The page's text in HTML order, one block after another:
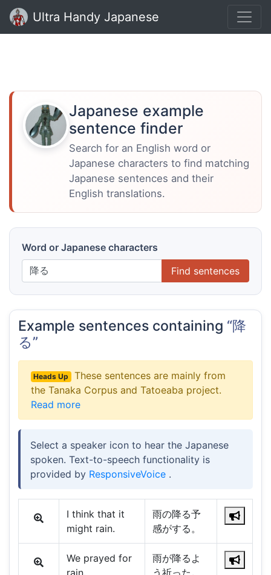
Ultra Handy Japanese
Japanese example
sentence finder
Search for an English word or
Japanese characters to find matching
Japanese sentences and their
English translations.
Word or Japanese characters
Find sentences
Example sentences containing “降
る”
Heads Up
These sentences are mainly from
the Tanaka Corpus and Tatoeaba project.
Read more
Select a speaker icon to hear the Japanese
spoken. Text-to-speech functionality is
provided by ResponsiveVoice .
I think that it
might rain.
雨の降る予
感がする。
We prayed for
雨が降るよ